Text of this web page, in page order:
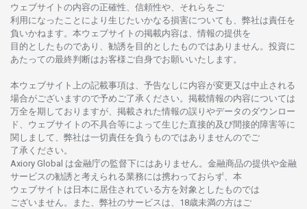
ウェブサイトの内容の正確性、信頼性や、それらをご
利用になったことにより 生じたいかなる損害についても、 弊社は責任を
負いかね ます。 本ウェブサイトの掲載内容は、 情報の提供を
目的としたものであり、 勧誘を 目的としたものではありません。 投資に
あたっての最終判断はお客様ご自身でお願いいたします。
本ウェブサイト 上の記載事項は、 予告なしに 内容が変更又は中止さ れる
場合がございますので予めご了承ください。 掲載情報の内容については
万全を期しておりますが、 掲載さ れた情報の誤りやデータのダウンロー
ド、 ウェブサイトの不具合等に よって生じた 直接的及び間接的障害等に
関し まして、 弊社は一切責任を負うものではありませんのでご
了承ください。
Axiory Global は金融庁の監督下にはありません。 金融商品の提供や金融
サービスの勧誘と 考えられる業務には携わっておらず、 本
ウェブサイトは 日本に 居住さ れている方を対象としたものでは
ございません。
また、 弊社のサービスは、18歳未満の方は ご